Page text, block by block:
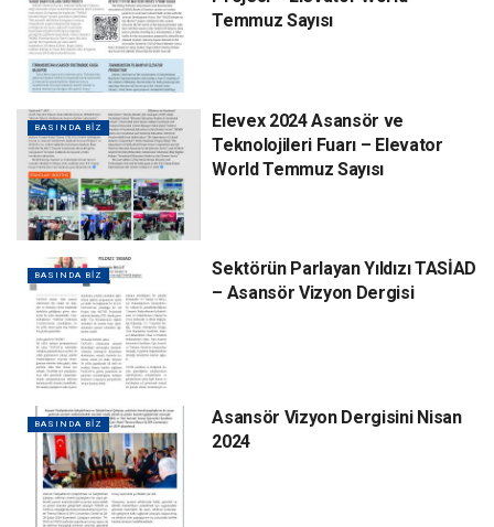
Temmuz Sayısı
BASINDA BIZ
Elevex 2024 Asansör ve
Teknolojileri Fuarı – Elevator
World Temmuz Sayısı
BASINDA BIZ
Sektörün Parlayan Yıldızı TASİAD
– Asansör Vizyon Dergisi
BASINDA BIZ
Asansör Vizyon Dergisini Nisan
2024